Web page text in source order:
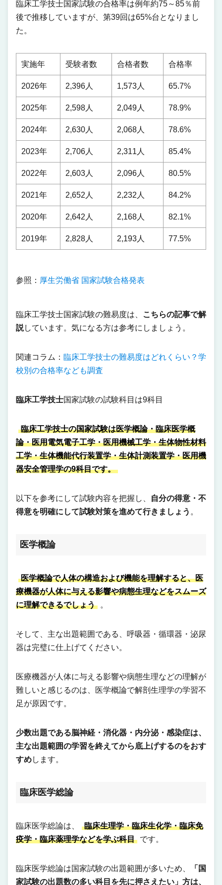
臨床工学技士国家試験の合格率は例年約75～85％前
後で推移していますが、第39回は65%台となりまし
た。
実施年 受験者数 合格者数 合格率
2026年 2,396人 1,573人 65.7%
2025年 2,598人 2,049人 78.9%
2024年 2,630人 2,068人 78.6%
2023年 2,706人 2,311人 85.4%
2022年 2,603人 2,096人 80.5%
2021年 2,652人 2,232人 84.2%
2020年 2,642人 2,168人 82.1%
2019年 2,828人 2,193人 77.5%
参照： 厚生労働省 国家試験合格発表
臨床工学技士国家試験の難易度は、
こちらの記事で解
説しています。気になる方は参考にしましょう。
関連コラム： 臨床工学技士の難易度はどれくらい？学
校別の合格率なども調査
臨床工学技士国家試験の試験科目は9科目
臨床工学技士の国家試験は医学概論・臨床医学概
論・医用電気電子工学・医用機械工学・生体物性材料
工学・生体機能代行装置学・生体計測装置学・医用機
器安全管理学の9科目です。
以下を参考にして試験内容を把握し、
自分の得意・不
得意を明確にして試験対策を進めて行きましょう 。
医学概論
医学概論で人体の構造および機能を理解すると、医
療機器が人体に与える影響や病態生理などをスムーズ
に理解できるでしょう
。
そして、主な出題範囲である、呼吸器・循環器・泌尿
器は完璧に仕上げてください。
医療機器が人体に与える影響や病態生理などの理解が
難しいと感じるのは、医学概論で解剖生理学の学習不
足が原因です。
少数出題である脳神経・消化器・内分泌・感染症は、
主な出題範囲の学習を終えてから底上げするのをおす
すめします。
臨床医学総論
臨床医学総論は、
臨床生理学・臨床生化学・臨床免
疫学・臨床薬理学などを学ぶ科目
です。
臨床医学総論は国家試験の出題範囲が多いため、
「国
家試験の出題数の多い科目を先に押さえたい」方は、